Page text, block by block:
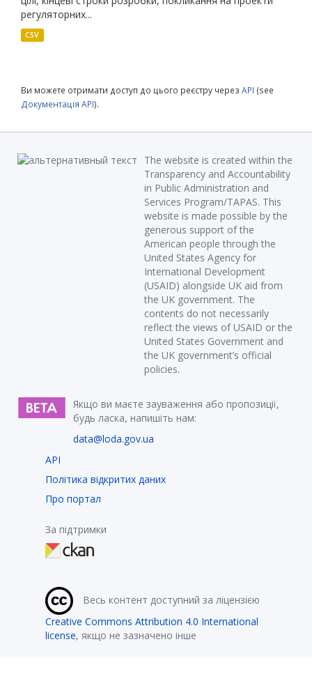
регуляторних...
CSV
Ви можете отримати доступ до цього реєстру через API (see
Документація API).
The website is created within the
Transparency and Accountability
in Public Administration and
Services Program/TAPAS. This
website is made possible by the
generous support of the
American people through the
United States Agency for
International Development
(USAID) alongside UK aid from
the UK government. The
contents do not necessarily
reflect the views of USAID or the
United States Government and
the UK government’s official
policies.
Якщо ви маєте зауваження або пропозиції,
будь ласка, напишіть нам:
data@loda.gov.ua
API
Політика відкритих даних
Про портал
За підтримки
Весь контент доступний за ліцензією
Creative Commons Attribution 4.0 International
license, якщо не зазначено інше